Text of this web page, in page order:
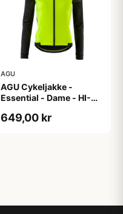
AGU
AGU Cykeljakke -
Essential - Dame - HI-
649,00 kr